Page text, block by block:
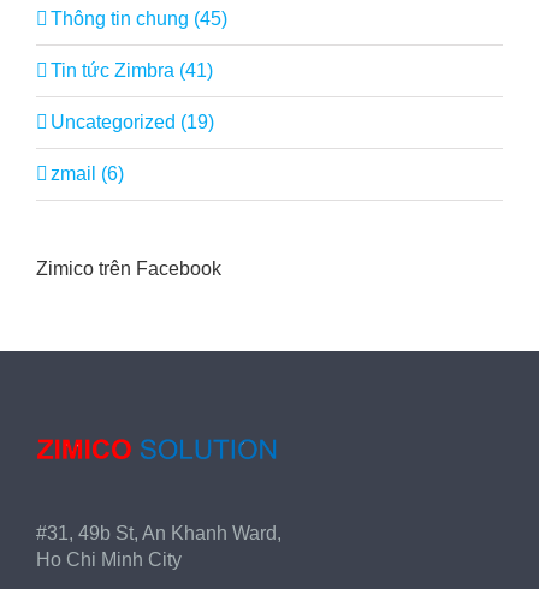
Thông tin chung (45)
Tin tức Zimbra (41)
Uncategorized (19)
zmail (6)
Zimico trên Facebook
#31, 49b St, An Khanh Ward,
Ho Chi Minh City